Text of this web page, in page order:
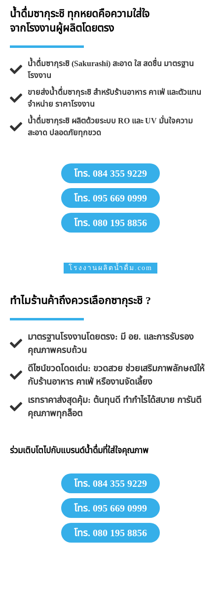
น้ำดื่มซากุระชิ ทุกหยดคือความใส่ใจ
จากโรงงานผู้ผลิตโดยตรง
น้ำดื่มซากุระชิ (Sakurashi) สะอาด ใส สดชื่น มาตรฐาน
โรงงาน
ขายส่งน้ำดื่มซากุระชิ สำหรับร้านอาหาร คาเฟ่ และตัวแทน
จำหน่าย ราคาโรงงาน
น้ำดื่มซากุระชิ ผลิตด้วยระบบ RO และ UV มั่นใจความ
สะอาด ปลอดภัยทุกขวด
โทร. 084 355 9229
โทร. 095 669 0999
โทร. 080 195 8856
โรงงานผลิตน้ำดื่ม.com
ทำไมร้านค้าถึงควรเลือกซากุระชิ ?
มาตรฐานโรงงานโดยตรง: มี อย. และการรับรอง
คุณภาพครบถ้วน
ดีไซน์ขวดโดดเด่น: ขวดสวย ช่วยเสริมภาพลักษณ์ให้
กับร้านอาหาร คาเฟ่ หรืองานจัดเลี้ยง
​เรทราคาส่งสุดคุ้ม: ต้นทุนดี ทำกำไรได้สบาย การันตี
คุณภาพทุกล็อต
​ร่วมเติบโตไปกับแบรนด์น้ำดื่มที่ใส่ใจคุณภาพ
โทร. 084 355 9229
โทร. 095 669 0999
โทร. 080 195 8856